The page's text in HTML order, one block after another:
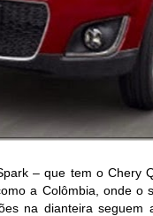
– que tem o Chery
a Colômbia, onde o
na dianteira seguem